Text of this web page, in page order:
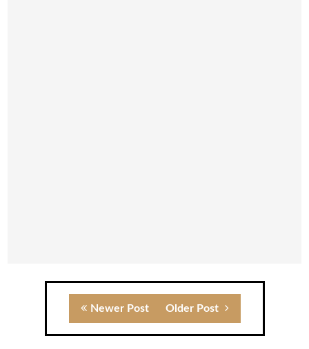
Newer Post Older Post